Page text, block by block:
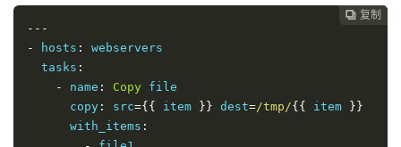
 复制
 复制
 复制
 复制
 复制
 复制
---
-
hosts :
webservers
  tasks
:
-
name : Copy file
      copy
: src={{ item }} dest=/tmp/{{ item
}}
      with_items
: